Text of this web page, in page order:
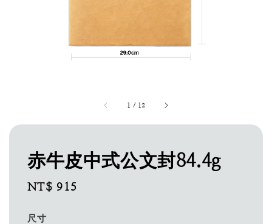
1 / 12
赤牛皮中式公文封84.4g
Regular
NT$ 915
尺寸